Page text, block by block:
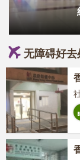
无障碍好去